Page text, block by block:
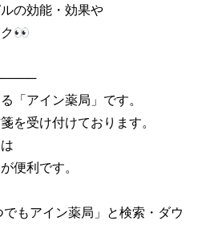
の効能・効果や
👀
「アイン薬局」です。
を受け付けております。
便利です。
もアイン薬局」と検索・ダウ